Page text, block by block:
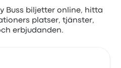
Buss biljetter online, hitta
platser, tjänster,
erbjudanden.